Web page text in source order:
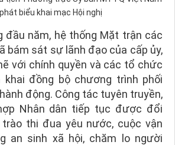
biểu khai mạc Hội nghị
năm, hệ thống Mặt trận các
bám sát sự lãnh đạo của cấp ủy,
với chính quyền và các tổ chức
khai đồng bộ chương trình phối
động. Công tác tuyên truyền,
Nhân dân tiếp tục được đổi
thi đua yêu nước, cuộc vận
an sinh xã hội, chăm lo người